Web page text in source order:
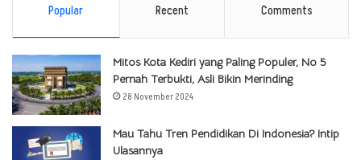
Popular Recent Comments
Mitos Kota Kediri yang Paling Populer, No 5
Pernah Terbukti, Asli Bikin Merinding
28 November 2024
Mau Tahu Tren Pendidikan Di Indonesia? Intip
Ulasannya